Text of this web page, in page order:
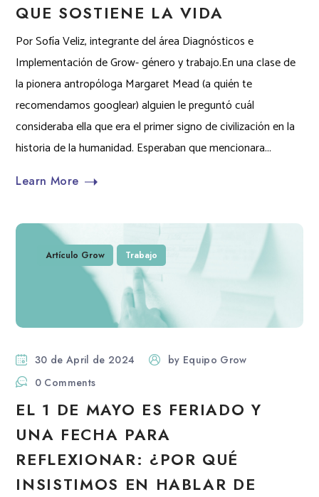
QUE SOSTIENE LA VIDA
Por Sofía Veliz, integrante del área Diagnósticos e
Implementación de Grow- género y trabajo.En una clase de
la pionera antropóloga Margaret Mead (a quién te
recomendamos googlear) alguien le preguntó cuál
consideraba ella que era el primer signo de civilización en la
historia de la humanidad. Esperaban que mencionara...
Learn More
Artículo Grow Trabajo
30 de April de 2024 by Equipo Grow
0 Comments
EL 1 DE MAYO ES FERIADO Y
UNA FECHA PARA
REFLEXIONAR: ¿POR QUÉ
INSISTIMOS EN HABLAR DE